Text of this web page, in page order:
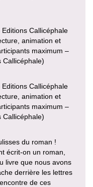
Callicéphale
animation et
maximum –
Callicéphale)
Callicéphale
animation et
maximum –
Callicéphale)
du roman !
écrit-on un roman,
livre que nous avons
derrière les lettres
de ces